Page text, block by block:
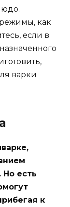
как
если в
варки
Но есть
к